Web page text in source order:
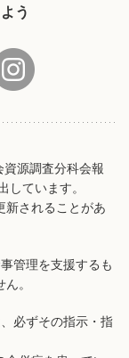
う
源調査分科会報
ています。
新されることがあ
管理を支援するも
。
必ずその指示・指